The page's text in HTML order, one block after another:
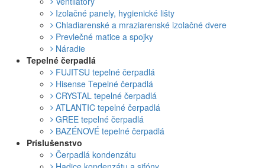
Izolačné panely, hygienické lišty
Chladiarenské a mraziarenské izolačné dvere
Prevlečné matice a spojky
Náradie
Tepelné čerpadlá
FUJITSU tepelné čerpadlá
Hisense Tepelné čerpadlá
CRYSTAL tepelné čerpadlá
ATLANTIC tepelné čerpadlá
GREE tepelné čerpadlá
BAZÉNOVÉ tepelné čerpadlá
Príslušenstvo
Čerpadlá kondenzátu